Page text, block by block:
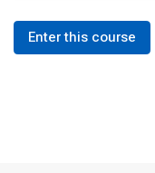
Enter this course